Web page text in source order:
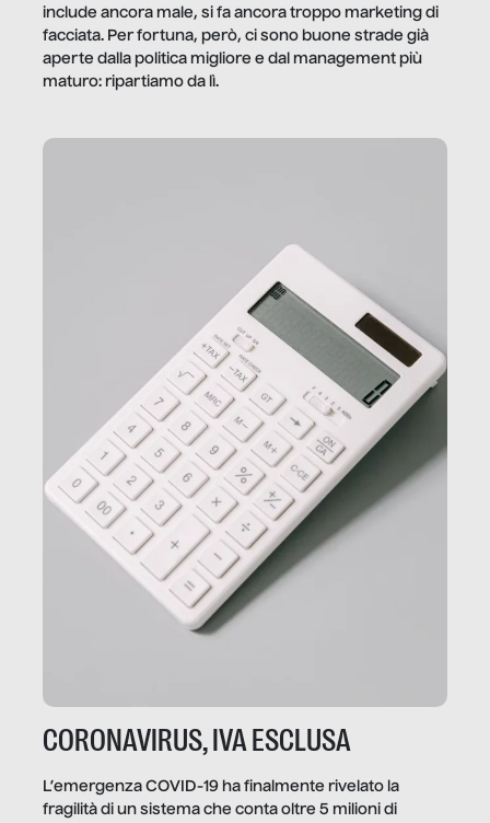
include ancora male, si fa ancora troppo marketing di
facciata. Per fortuna, però, ci sono buone strade già
aperte dalla politica migliore e dal management più
maturo: ripartiamo da lì.
CORONAVIRUS, IVA ESCLUSA
L’emergenza COVID-19 ha finalmente rivelato la
fragilità di un sistema che conta oltre 5 milioni di